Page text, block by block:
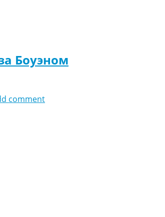
Боуэном
comment